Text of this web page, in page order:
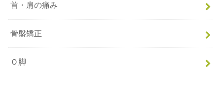
首・肩の痛み
骨盤矯正
Ｏ脚